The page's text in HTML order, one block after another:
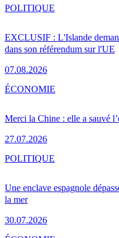
EXCLUSIF : L'Islande
dans son référendum sur l'UE
07.08.2026
POLITIQUE
Merci la Chine : elle a sauvé
27.07.2026
ÉCONOMIE
Une enclave espagnole
la mer
30.07.2026
POLITIQUE